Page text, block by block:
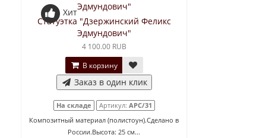
Хит
Статуэтка "Дзержинский Феликс
Эдмундович"
4 100.00 RUB
В корзину
Заказ в один клик
На складе Артикул: АРС/31
Композитный материал (полистоун).Сделано в
России.Высота: 25 см...